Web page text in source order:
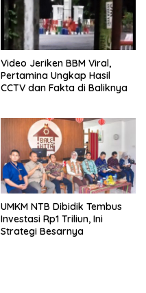
Video Jeriken BBM Viral,
Pertamina Ungkap Hasil
CCTV dan Fakta di Baliknya
UMKM NTB Dibidik Tembus
Investasi Rp1 Triliun, Ini
Strategi Besarnya